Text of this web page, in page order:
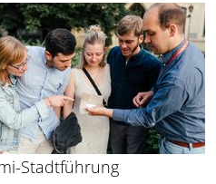
Stadtführung